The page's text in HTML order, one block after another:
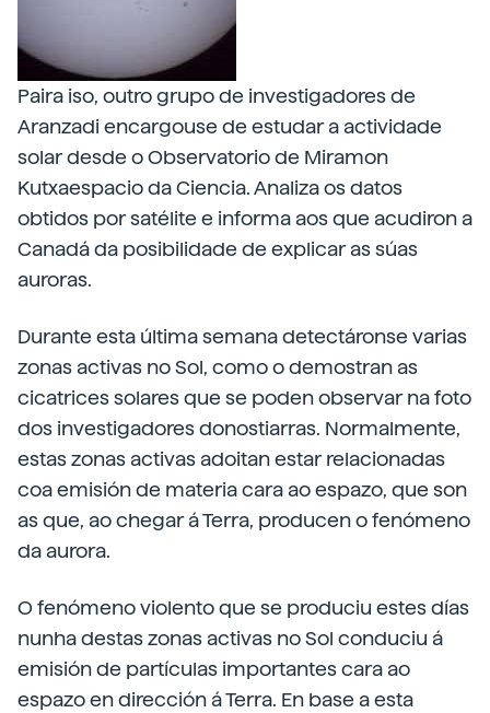
Paira iso, outro grupo de investigadores de
Aranzadi encargouse de estudar a actividade
solar desde o Observatorio de Miramon
Kutxaespacio da Ciencia. Analiza os datos
obtidos por satélite e informa aos que acudiron a
Canadá da posibilidade de explicar as súas
auroras.
Durante esta última semana detectáronse varias
zonas activas no Sol, como o demostran as
cicatrices solares que se poden observar na foto
dos investigadores donostiarras. Normalmente,
estas zonas activas adoitan estar relacionadas
coa emisión de materia cara ao espazo, que son
as que, ao chegar á Terra, producen o fenómeno
da aurora.
O fenómeno violento que se produciu estes días
nunha destas zonas activas no Sol conduciu á
emisión de partículas importantes cara ao
espazo en dirección á Terra. En base a esta